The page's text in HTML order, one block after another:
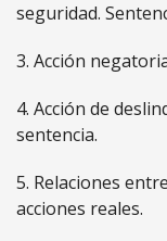
seguridad.
3. Acción
4. Acción de
sentencia.
5. Relaciones
acciones reales.